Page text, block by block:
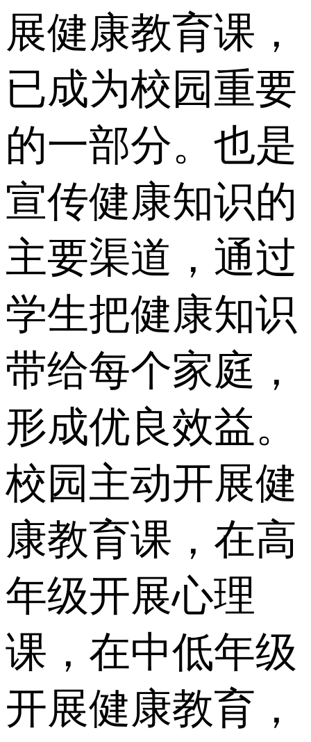
展健康教育课，
已成为校园重要
的一部分。也是
宣传健康知识的
主要渠道，通过
学生把健康知识
带给每个家庭，
形成优良效益。
校园主动开展健
康教育课，在高
年级开展心理
课，在中低年级
开展健康教育，